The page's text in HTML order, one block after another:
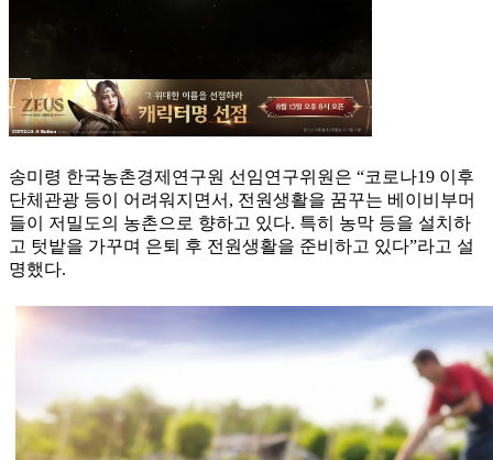
송미령 한국농촌경제연구원 선임연구위원은 “코로나19 이후
단체관광 등이 어려워지면서, 전원생활을 꿈꾸는 베이비부머
들이 저밀도의 농촌으로 향하고 있다. 특히 농막 등을 설치하
고 텃밭을 가꾸며 은퇴 후 전원생활을 준비하고 있다”라고 설
명했다.